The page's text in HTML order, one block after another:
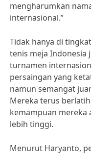
mengharumkan
internasional.”
Tidak hanya di
tenis meja Indonesia
turnamen
persaingan yang
namun semangat
Mereka terus
kemampuan mereka
lebih tinggi.
Menurut Haryanto,